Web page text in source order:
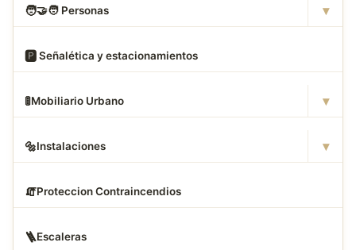
🧑‍🤝‍🧑 Personas ▾
🅿️ Señalética y estacionamientos
🚦Mobiliario Urbano ▾
🔩Instalaciones ▾
🧯Proteccion Contraincendios
🪜Escaleras